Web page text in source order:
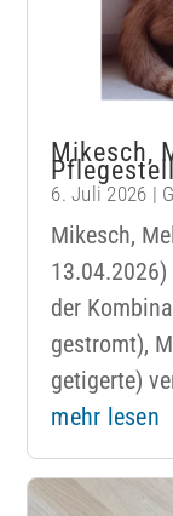
Mikesch,
6. Juli 2026 |
Mikesch,
der
gestromt),
getigerte)
mehr lesen